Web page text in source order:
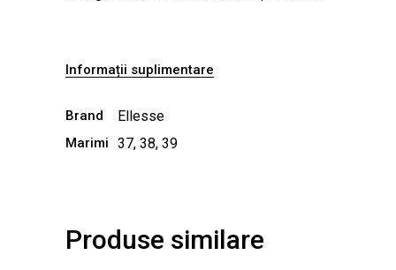
Informații suplimentare
Brand Ellesse
Marimi 37, 38, 39
Produse similare